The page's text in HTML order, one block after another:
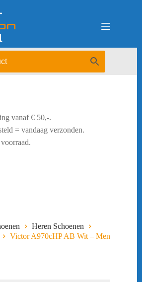
vanaf € 50,-.
= vandaag verzonden.
Heren Schoenen
Victor A970cHP AB Wit – Men